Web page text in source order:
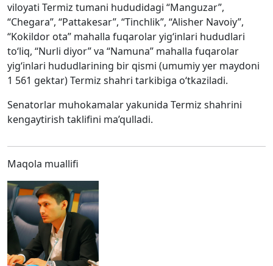
viloyati Termiz tumani hududidagi “Manguzar”,
“Chegara”, “Pattakesar”, “Tinchlik”, “Alisher Navoiy”,
“Kokildor ota” mahalla fuqarolar yig‘inlari hududlari
to‘liq, “Nurli diyor” va “Namuna” mahalla fuqarolar
yig‘inlari hududlarining bir qismi (umumiy yer maydoni
1 561 gektar) Termiz shahri tarkibiga o‘tkaziladi.
Senatorlar muhokamalar yakunida Termiz shahrini
kengaytirish taklifini ma’qulladi.
Maqola muallifi